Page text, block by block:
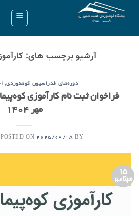
آرشیو برچسب های:
دوره‌های فدراسیون کوهنوردی,
مهر ۱۴۰۴
POSTED ON 2025/09/15 BY
15
سپتامبر